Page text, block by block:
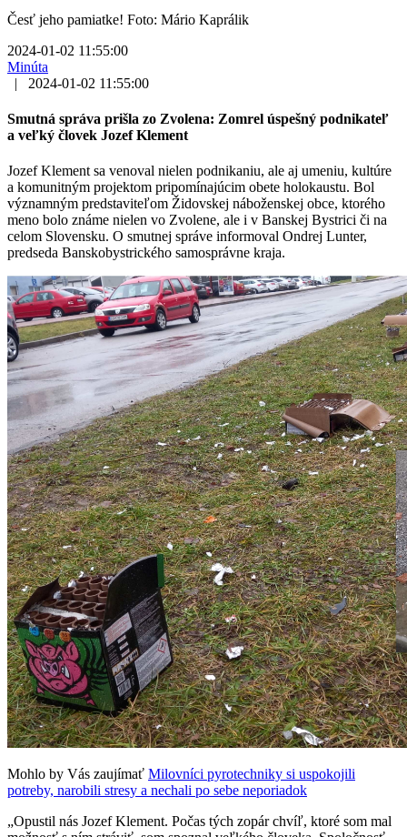
Česť jeho pamiatke! Foto: Mário Kaprálik
2024-01-02 11:55:00
Minúta
|
2024-01-02 11:55:00
Smutná správa prišla zo Zvolena: Zomrel úspešný podnikateľ
a veľký človek Jozef Klement
Jozef Klement sa venoval nielen podnikaniu, ale aj umeniu, kultúre
a komunitným projektom pripomínajúcim obete holokaustu. Bol
významným predstaviteľom Židovskej náboženskej obce, ktorého
meno bolo známe nielen vo Zvolene, ale i v Banskej Bystrici či na
celom Slovensku. O smutnej správe informoval Ondrej Lunter,
predseda Banskobystrického samosprávne kraja.
Mohlo by Vás zaujímať Milovníci pyrotechniky si uspokojili
potreby, narobili stresy a nechali po sebe neporiadok
„Opustil nás Jozef Klement. Počas tých zopár chvíľ, ktoré som mal